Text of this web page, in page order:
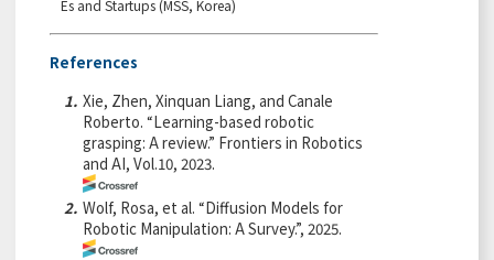
Es and Startups (MSS, Korea)
References
1. Xie, Zhen, Xinquan Liang, and Canale
Roberto. “Learning-based robotic
grasping: A review.” Frontiers in Robotics
and AI, Vol.10, 2023.
2. Wolf, Rosa, et al. “Diffusion Models for
Robotic Manipulation: A Survey.”, 2025.